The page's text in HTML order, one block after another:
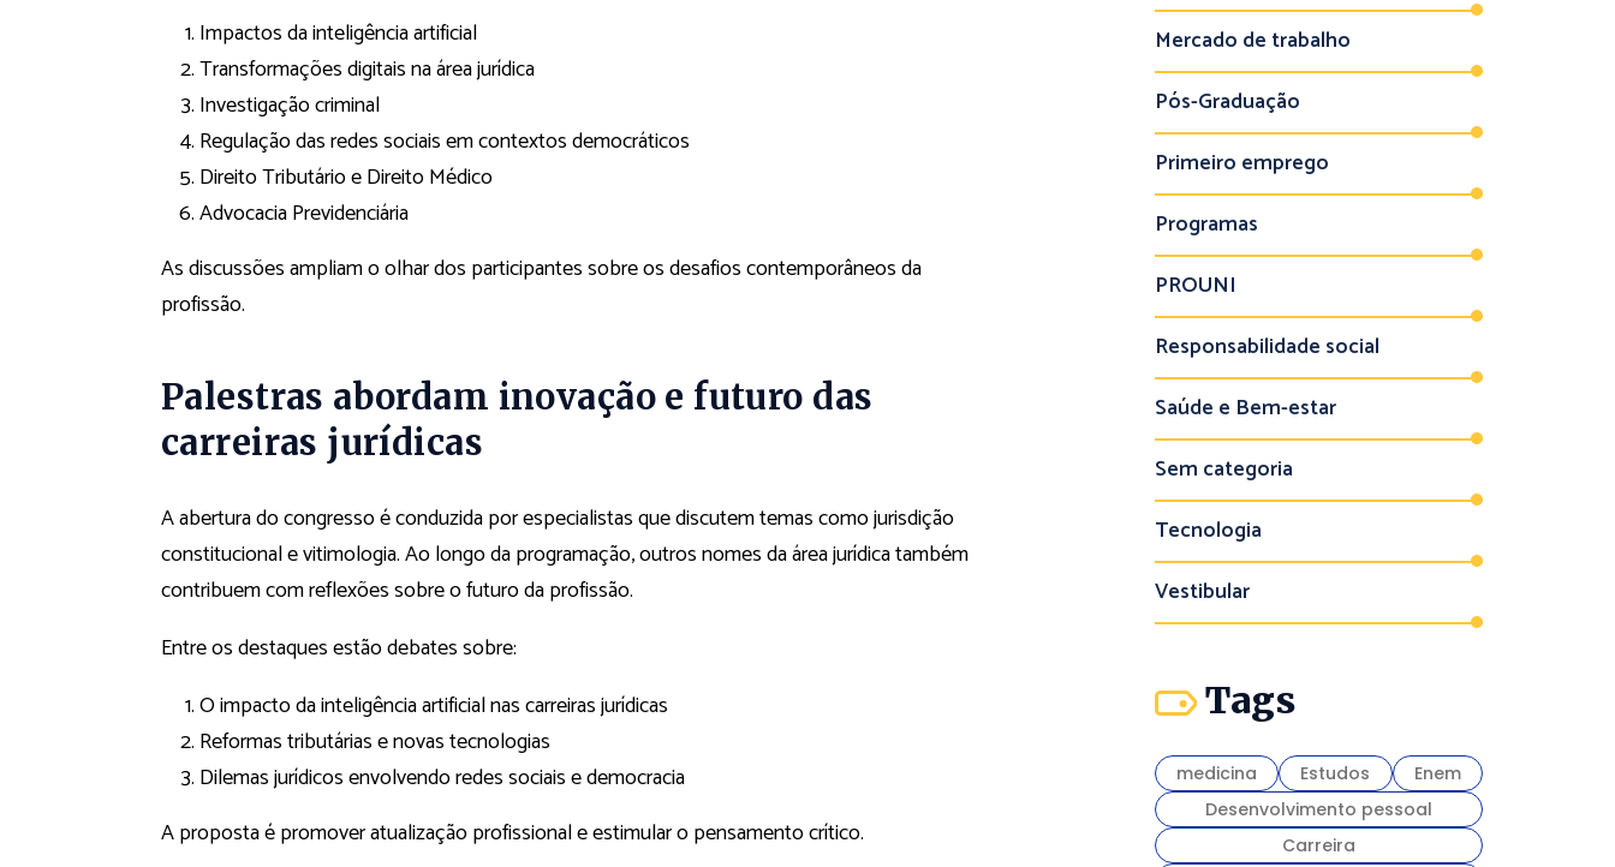
Impactos da inteligência artificial
Transformações digitais na área jurídica
Investigação criminal
Regulação das redes sociais em contextos democráticos
Direito Tributário e Direito Médico
Advocacia Previdenciária
As discussões ampliam o olhar dos participantes sobre os desafios contemporâneos da
profissão.
Palestras abordam inovação e futuro das
carreiras jurídicas
A abertura do congresso é conduzida por especialistas que discutem temas como jurisdição
constitucional e vitimologia. Ao longo da programação, outros nomes da área jurídica também
contribuem com reflexões sobre o futuro da profissão.
Entre os destaques estão debates sobre:
O impacto da inteligência artificial nas carreiras jurídicas
Reformas tributárias e novas tecnologias
Dilemas jurídicos envolvendo redes sociais e democracia
A proposta é promover atualização profissional e estimular o pensamento crítico.
Mercado de trabalho
Pós-Graduação
Primeiro emprego
Programas
PROUNI
Responsabilidade social
Saúde e Bem-estar
Sem categoria
Tecnologia
Vestibular
Tags
medicina Estudos
Enem
Desenvolvimento pessoal
Carreira